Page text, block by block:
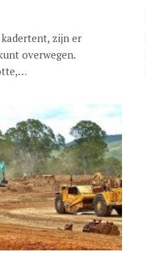
zijn er
overwegen.